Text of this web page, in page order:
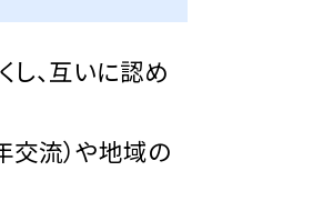
、互いに認め
流）や地域の